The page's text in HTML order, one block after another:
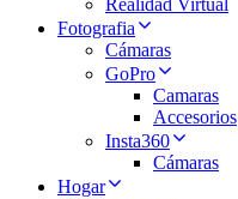
Realidad Virtual
Fotografia
Cámaras
GoPro
Camaras
Accesorios
Insta360
Cámaras
Hogar